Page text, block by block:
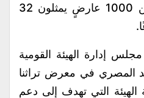
أكتوبر، بمشاركة أكثر من 1000 عارضٍ يمثلون 32
إدارة الهيئة القومية
المصري في معرض تراثنا
الهيئة التي تهدف إلى دعم